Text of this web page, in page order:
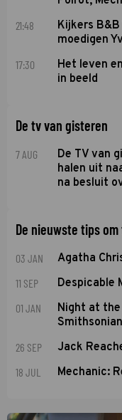
21:48
Kijkers
moedigen
17:30
Het leven
in beeld
De tv van gisteren
7 AUG
De TV van
halen uit
na besluit
De nieuwste tips
03 JAN Agatha
11 SEP Despicable
01 JAN
Night at
Smithsonian
26 SEP Jack
18 JUL Mechanic: